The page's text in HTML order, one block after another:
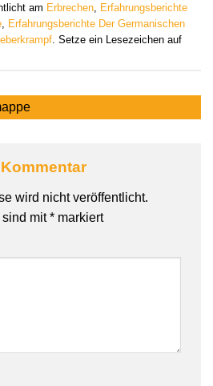
am Erbrechen Erfahrungsberichte
Erfahrungsberichte Der Germanischen
. Setze ein Lesezeichen auf
wird nicht veröffentlicht.
sind mit* markiert